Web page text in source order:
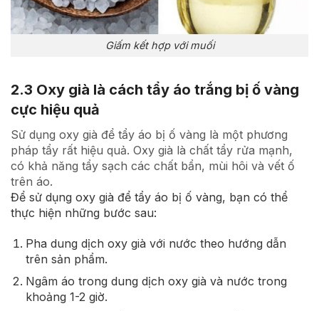
Giấm kết hợp với muối
2.3 Oxy già là cách tẩy áo trắng bị ố vàng
cực hiệu quả
Sử dụng oxy già để tẩy áo bị ố vàng là một phương
pháp tẩy rất hiệu quả. Oxy già là chất tẩy rửa mạnh,
có khả năng tẩy sạch các chất bẩn, mùi hôi và vết ố
trên áo.
Để sử dụng oxy già để tẩy áo bị ố vàng, bạn có thể
thực hiện những bước sau:
Pha dung dịch oxy già với nước theo hướng dẫn
trên sản phẩm.
Ngâm áo trong dung dịch oxy già và nước trong
khoảng 1-2 giờ.